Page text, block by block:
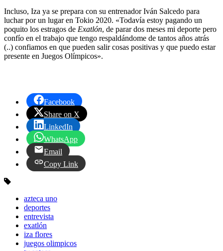
Incluso, Iza ya se prepara con su entrenador Iván Salcedo para
luchar por un lugar en Tokio 2020. «Todavía estoy pagando un
poquito los estragos de Exatlón, de parar dos meses mi deporte pero
confío en el trabajo que tengo respaldándome de tantos años atrás
(..) confiamos en que pueden salir cosas positivas y que puedo estar
presente en Juegos Olímpicos».
Facebook
Share on X
LinkedIn
WhatsApp
Email
Copy Link
azteca uno
deportes
entrevista
exatlón
iza flores
juegos olimpicos